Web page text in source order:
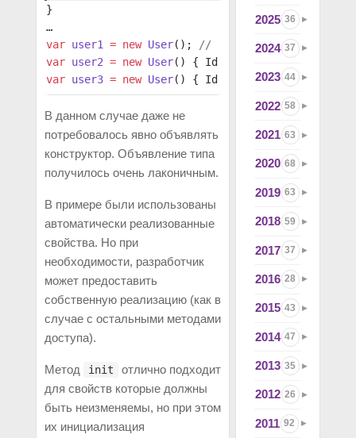
}
…
var user1 = new User(); //  Id = default(int),
var user2 = new User() { Id }; // Id = 1,
var user3 = new User() { Id , Name = "John
В данном случае даже не
потребовалось явно объявлять
конструктор. Объявление типа
получилось очень лаконичным.
В примере были использованы
автоматически реализованные
свойства. Но при
необходимости, разработчик
может предоставить
собственную реализацию (как в
случае с остальными методами
доступа).
Метод init
отлично подходит
для свойств которые должны
быть неизменяемы, но при этом
их инициализация
2025 36
2024 37
2023 44
2022 58
2021 63
2020 68
2019 63
2018 59
2017 37
2016 28
2015 43
2014 47
2013 35
2012 26
2011 92